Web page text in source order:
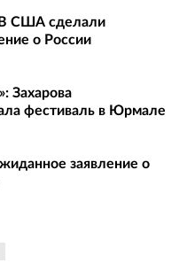
США сделали
о России
Захарова
фестиваль в Юрмале
заявление о